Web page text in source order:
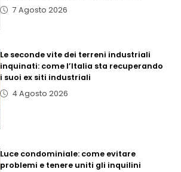
7 Agosto 2026
Le seconde vite dei terreni industriali
inquinati: come l’Italia sta recuperando
i suoi ex siti industriali
4 Agosto 2026
Luce condominiale: come evitare
problemi e tenere uniti gli inquilini